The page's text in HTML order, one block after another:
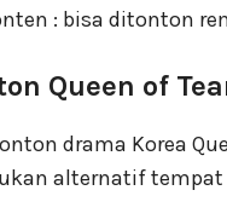
: bisa ditonton
Queen of
drama Korea
alternatif